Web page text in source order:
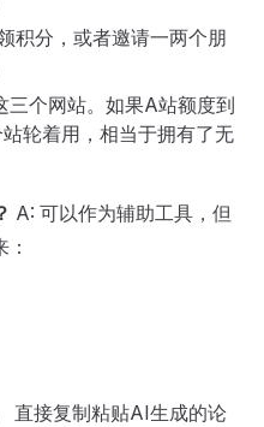
积分，或者邀请一两个朋
三个网站。如果A站额度到
轮着用，相当于拥有了无
A: 可以作为辅助工具，但
直接复制粘贴AI生成的论